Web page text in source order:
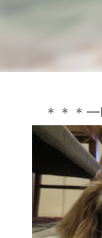
＊＊＊